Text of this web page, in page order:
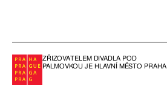
ZŘIZOVATELEM DIVADLA POD
PALMOVKOU JE HLAVNÍ MĚSTO PRAHA